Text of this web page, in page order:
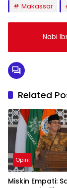
Makassar
Nabi
Related
Opini
Miskin Empati: